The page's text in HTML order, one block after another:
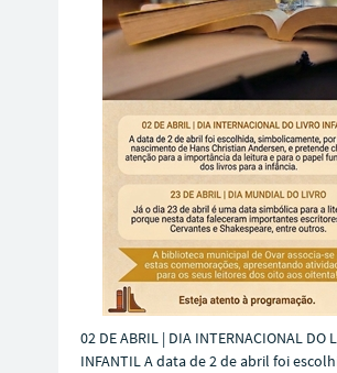
02 DE ABRIL | DIA INTERNACIONAL DO
INFANTIL A data de 2 de abril foi